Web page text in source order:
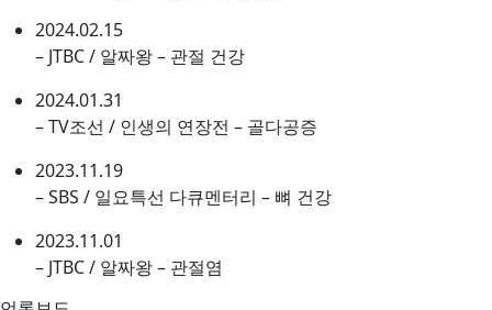
2024.02.15
– JTBC / 알짜왕 – 관절 건강
2024.01.31
– TV조선 / 인생의 연장전 – 골다공증
2023.11.19
– SBS / 일요특선 다큐멘터리 – 뼈 건강
2023.11.01
– JTBC / 알짜왕 – 관절염